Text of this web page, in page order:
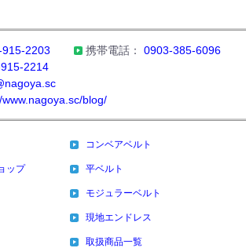
2203 携帯電話： 0903-385-6096
2214
blog/
コンベアベルト
ップ 平ベルト
モジュラーベルト
現地エンドレス
取扱商品一覧